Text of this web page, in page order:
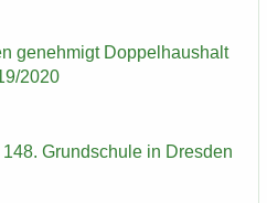
ge­neh­migt Dop­pel­haus­halt
2020
Grund­schu­le in Dres­den